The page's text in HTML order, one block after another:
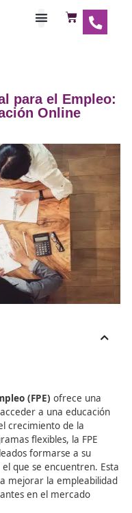
para el
Empleo (FPE)ofrece
acceder a una
el crecimiento de la